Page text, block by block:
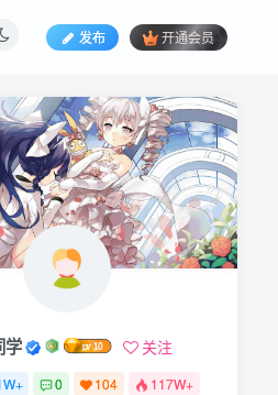
发布 开通会员
学 关注
0 104 117W+